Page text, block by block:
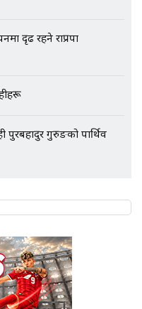
दृढ रहने राप्रपा
पुरबहादुर गुरुङको पार्थिव